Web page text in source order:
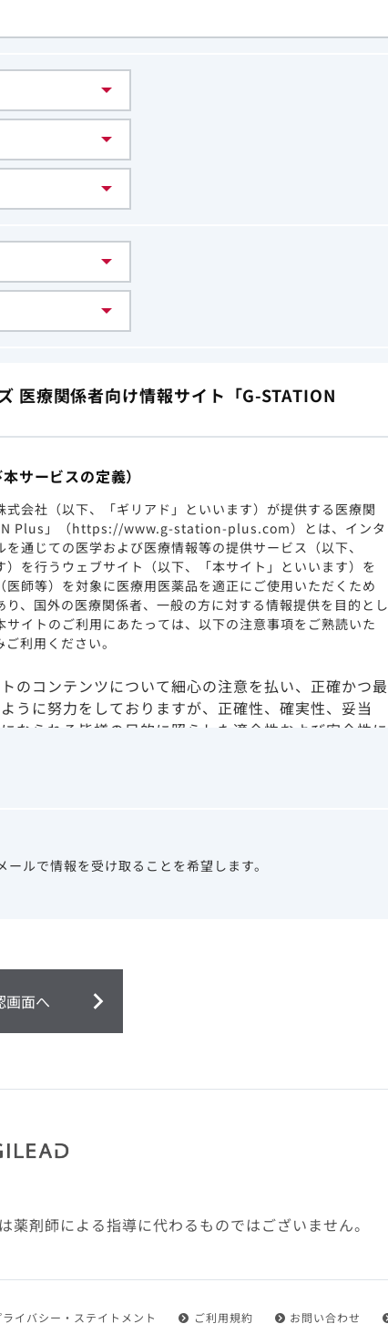
医療関係者向け情報サイト「G-STATION
サービスの定義）
式会社（以下、「ギリアド」といいます）が提供する医療関
Plus」（https://www.g-station-plus.com）とは、インタ
通じての医学および医療情報等の提供サービス（以下、
）を行うウェブサイト（以下、「本サイト」といいます）を
師等）を対象に医療用医薬品を適正にご使用いただくため
り、国外の医療関係者、一般の方に対する情報提供を目的とし
サイトのご利用にあたっては、以下の注意事項をご熟読いた
利用ください。
のコンテンツについて細心の注意を払い、正確かつ最
うに努力をしておりますが、正確性、確実性、妥当
なられる皆様の目的に照らした適合性および安全性に
または利用できなかったことより生じる損害について
医師その他医療関係者が行なうべきアドバイスやサー
方で、本サービスの利用規約（以下、「本規約」といいます）
ギリアドの示す利用環境に適合していない場合や自らの機器の
用ができない場合があることを予め了承するものとします。ま
に変更が生じた場合には、その都度速やかに本サイト内に設
ルで情報を受け取ることを希望します。
画面へ
剤師による指導に代わるものではございません。
ライバシー・ステイトメント ご利用規約 お問い合わせ